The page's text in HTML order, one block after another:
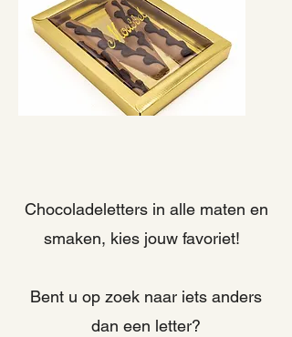
Chocoladeletters in alle maten en
smaken, kies jouw favoriet!
Bent u op zoek naar iets anders
dan een letter?